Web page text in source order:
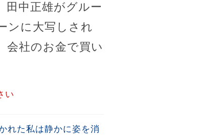
田中正雄がグルー
ンに大写しされ
会社のお金で買い
い
れた私は静かに姿を消